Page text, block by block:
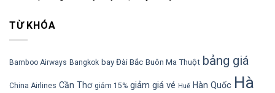
TỪ KHÓA
Bamboo Airways Bangkok bay Đài Bắc Buôn Ma Thuột bảng giá
China Airlines Cần Thơ giảm 15% giảm giá vé Huế Hàn Quốc Hà